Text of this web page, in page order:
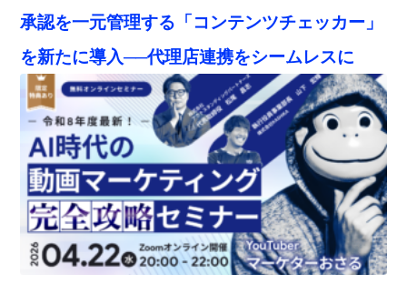
承認を一元管理する「コンテンツチェッカー」
を新たに導入──代理店連携をシームレスに